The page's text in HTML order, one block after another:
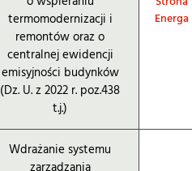
termomodernizacji i
remontów oraz o
centralnej ewidencji
emisyjności budynków
(Dz. U. z 2022 r. poz.438
t.j.)
Energa
Wdrażanie systemu
zarządzania